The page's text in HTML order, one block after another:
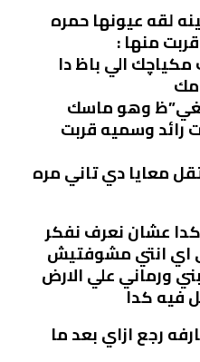
لقه عيونها حمره
منها :
الي باظ دا
وهو ماسك
رائد وسميه قربت
معايا دي تاني مره
عشان نعرف نفكر
اي انتي مشوفتيش
ورماني علي الارض
فيه كدا
رجع ازاي بعد ما